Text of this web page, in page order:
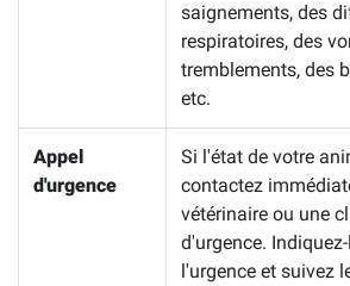
saignements, des
respiratoires, des
tremblements, des
etc.
Appel
d'urgence
Si l'état de votre
contactez
vétérinaire ou une
d'urgence.
l'urgence et suivez